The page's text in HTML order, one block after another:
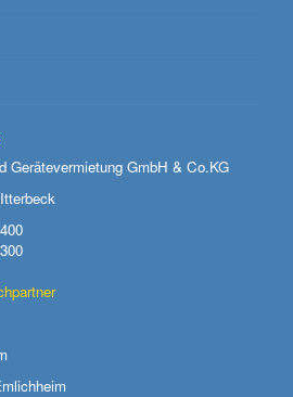
Gerätevermietung GmbH & Co.KG